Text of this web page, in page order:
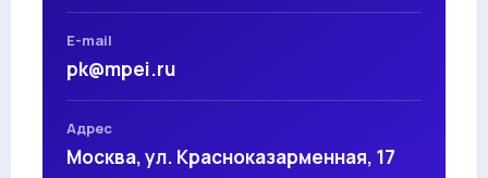
E-mail
pk@mpei.ru
Адрес
Москва, ул. Красноказарменная, 17